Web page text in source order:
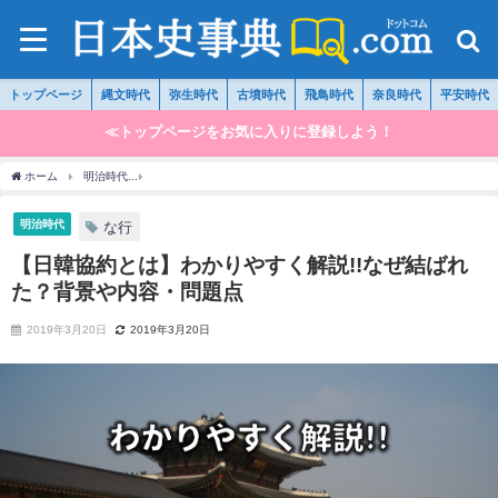
トップページ 縄文時代 弥生時代 古墳時代 飛鳥時代 奈良時代 平安時代
≪トップページをお気に入りに登録しよう！
ホーム 明治時代
明治時代 な行
【日韓協約とは】わかりやすく解説!!なぜ結ばれ
た？背景や内容・問題点
2019年3月20日 2019年3月20日